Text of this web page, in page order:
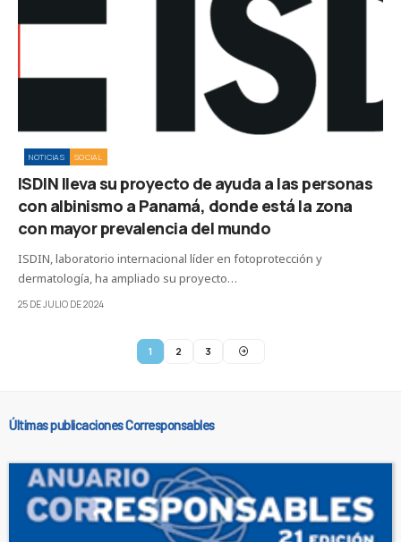
NOTICIAS SOCIAL
ISDIN lleva su proyecto de ayuda a las personas
con albinismo a Panamá, donde está la zona
con mayor prevalencia del mundo
ISDIN, laboratorio internacional líder en fotoprotección y
dermatología, ha ampliado su proyecto…
25 DE JULIO DE 2024
1 2 3
Últimas publicaciones Corresponsables